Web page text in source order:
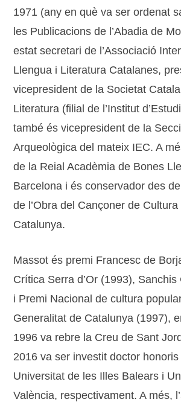
1971 (any en què va ser ordenat
les Publicacions de l’Abadia de
estat secretari de l’Associació
Llengua i Literatura Catalanes,
vicepresident de la Societat
Literatura (filial de l’Institut
també és vicepresident de la
Arqueològica del mateix IEC. A
de la Reial Acadèmia de Bones
Barcelona i és conservador des
de l’Obra del Cançoner de
Catalunya.
Massot és premi Francesc de
Crítica Serra d’Or (1993),
i Premi Nacional de cultura
Generalitat de Catalunya (1997),
1996 va rebre la Creu de Sant
2016 va ser investit doctor
Universitat de les Illes Balears i
València, respectivament. A més,